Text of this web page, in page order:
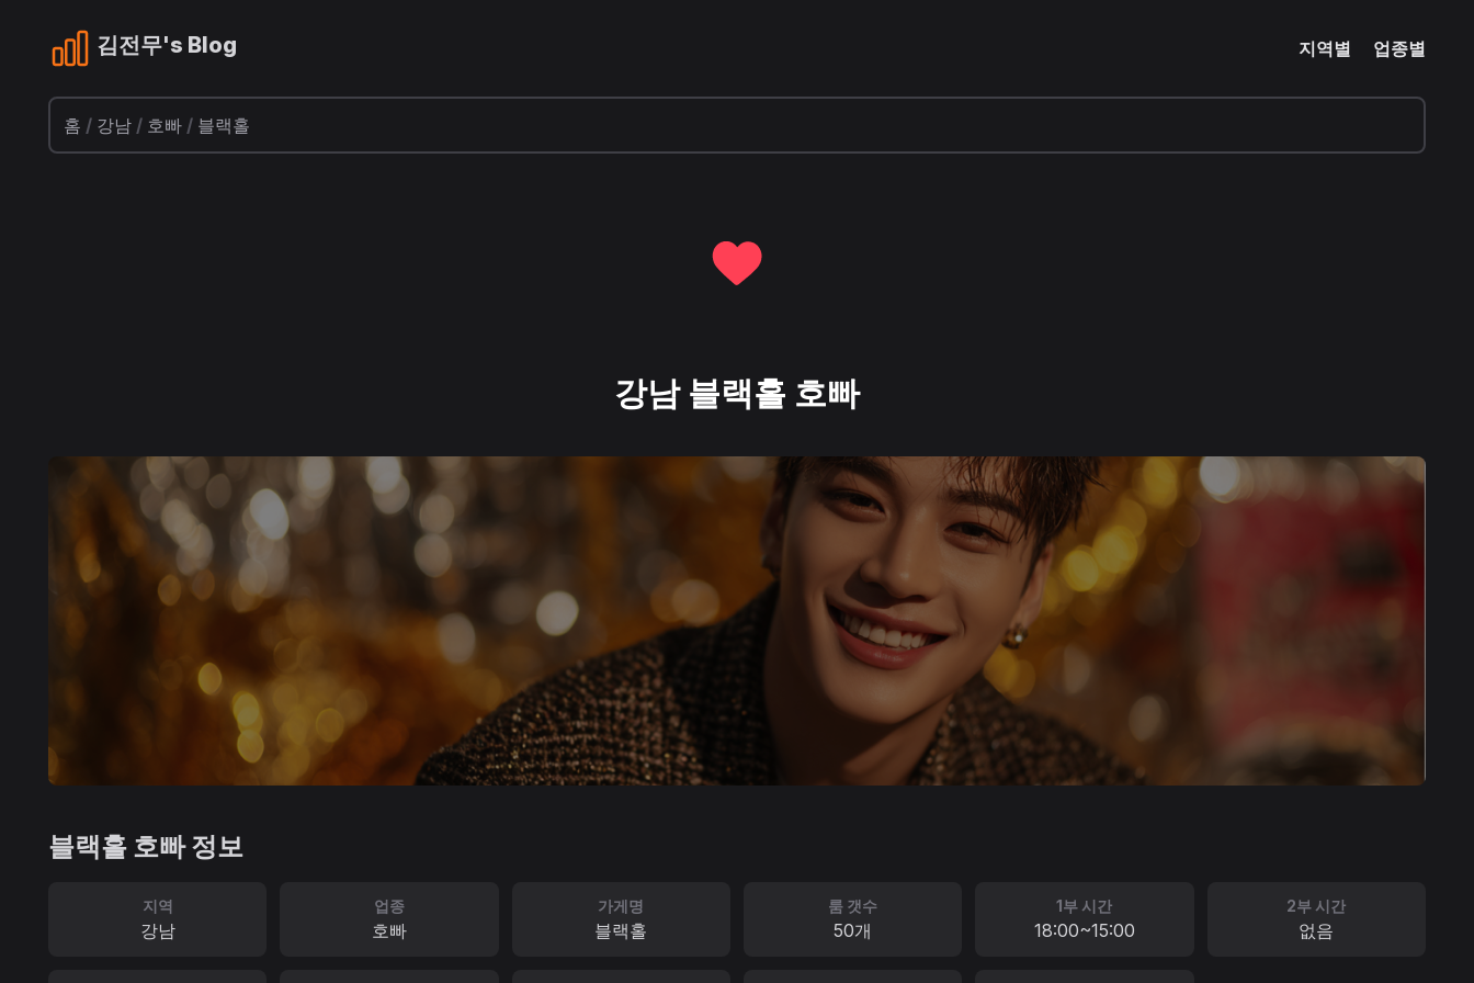
김전무's Blog 지역별 업종별
홈 / 강남 / 호빠 / 블랙홀
강남 블랙홀 호빠
블랙홀 호빠 정보
지역
강남
업종
호빠
가게명
블랙홀
룸 갯수
50개
1부 시간
18:00~15:00
2부 시간
없음